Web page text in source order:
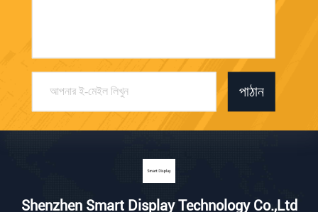
পাঠান
Shenzhen Smart Display Technology Co.,Ltd